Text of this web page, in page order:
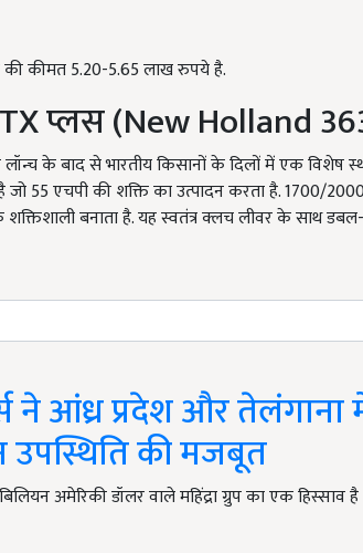
की कीमत 5.20-5.65 लाख रुपये है.
प्लस (New Holland
के बाद से भारतीय किसानों के दिलों में एक विशेष
55 एचपी की शक्ति का उत्पादन करता है. 1700/
बनाता है. यह स्वतंत्र क्लच लीवर के साथ
की कीमत 7.10-7.60 लाख रुपये है.
ने आंध्र प्रदेश और तेलंगाना
की मजबूत
बिलियन अमेरिकी डॉलर वाले महिंद्रा ग्रुप का एक